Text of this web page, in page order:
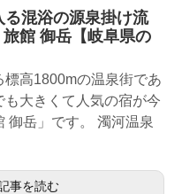
混浴の源泉掛け流
館 御岳【岐阜県の
標高1800mの温泉街であ
も大きくて人気の宿が今
御岳」です。 濁河温泉
事を読む